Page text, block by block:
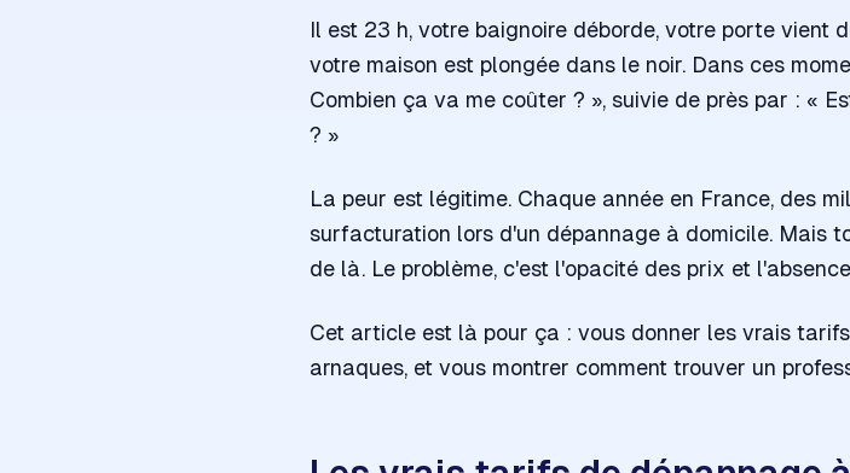
Il est 23 h, votre baignoire déborde, votre porte vient
votre maison est plongée dans le noir. Dans ces
Combien ça va me coûter ? », suivie de près par : «
? »
La peur est légitime. Chaque année en France, des
surfacturation lors d'un dépannage à domicile. Mais
de là. Le problème, c'est l'opacité des prix et
Cet article est là pour ça : vous donner les vrais
arnaques, et vous montrer comment trouver un